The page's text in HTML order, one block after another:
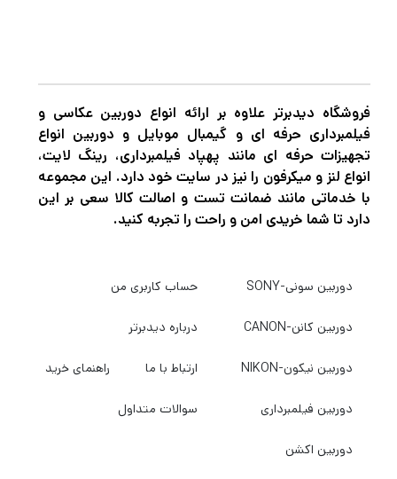
فروشگاه دیدبرتر علاوه بر ارائه انواع دوربین عکاسی و
فیلمبرداری حرفه ای و گیمبال موبایل و دوربین انواع
تجهیزات حرفه ای مانند پهپاد فیلمبرداری، رینگ لایت،
انواع لنز و میکرفون را نیز در سایت خود دارد. این مجموعه
با خدماتی مانند ضمانت تست و اصالت کالا سعی بر این
دارد تا شما خریدی امن و راحت را تجربه کنید.
دوربین سونی-SONY
دوربین کانن-CANON
دوربین نیکون-NIKON
دوربین فیلمبرداری
دوربین اکشن
حساب کاربری من
درباره دیدبرتر
ارتباط با ما راهنمای خرید
سوالات متداول